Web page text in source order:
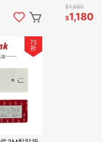
屬牙刷架〕
收納架 牙
廠直送
$1,580
$1,180
75
折